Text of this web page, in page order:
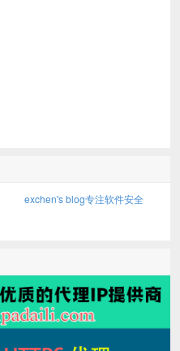
exchen's blog专注软件安全